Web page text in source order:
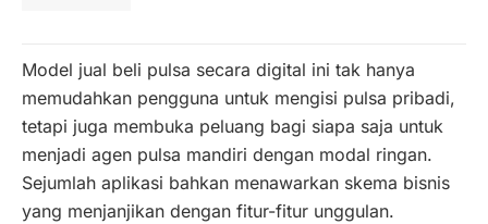
Model jual beli pulsa secara digital ini tak hanya
memudahkan pengguna untuk mengisi pulsa pribadi,
tetapi juga membuka peluang bagi siapa saja untuk
menjadi agen pulsa mandiri dengan modal ringan.
Sejumlah aplikasi bahkan menawarkan skema bisnis
yang menjanjikan dengan fitur-fitur unggulan.